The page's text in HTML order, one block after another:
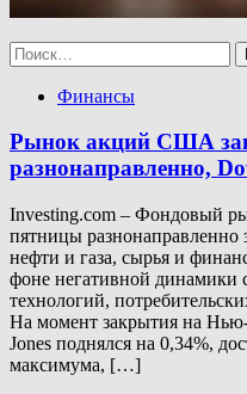
Найти:
Финансы
Рынок акций США
разнонаправленно,
Investing.com – Фондовый
пятницы разнонаправленно
нефти и газа, сырья и
фоне негативной динамики
технологий,
На момент закрытия на
Jones поднялся на 0,34%,
максимума, […]